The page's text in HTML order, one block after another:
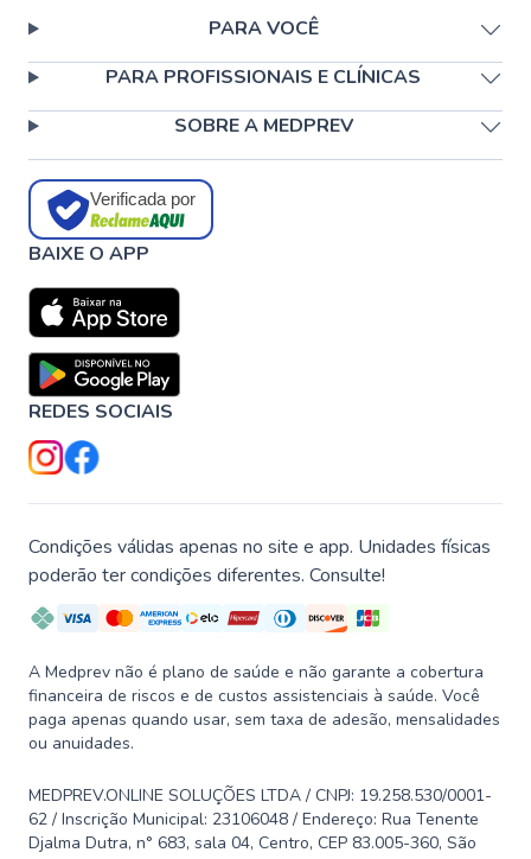
PARA VOCÊ
PARA PROFISSIONAIS E CLÍNICAS
SOBRE A MEDPREV
Verificada por
BAIXE O APP
REDES SOCIAIS
Condições válidas apenas no site e app. Unidades físicas
poderão ter condições diferentes. Consulte!
A Medprev não é plano de saúde e não garante a cobertura
financeira de riscos e de custos assistenciais à saúde. Você
paga apenas quando usar, sem taxa de adesão, mensalidades
ou anuidades.
MEDPREV.ONLINE SOLUÇÕES LTDA / CNPJ: 19.258.530/0001-
62 / Inscrição Municipal: 23106048 / Endereço: Rua Tenente
Djalma Dutra, n° 683, sala 04, Centro, CEP 83.005-360, São